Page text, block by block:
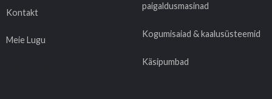
Kontakt
Meie Lugu
paigaldusmasinad
Kogumisaiad & kaalusüsteemid
Käsipumbad